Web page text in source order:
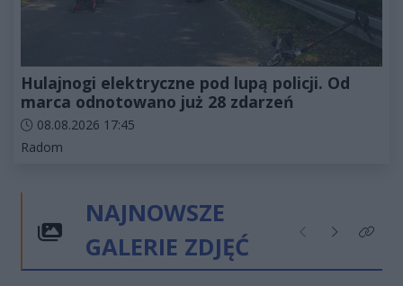
Hulajnogi elektryczne pod lupą policji. Od
marca odnotowano już 28 zdarzeń
Data dodania artykułu:
08.08.2026 17:45
Kategorie artykułu:
Radom
NAJNOWSZE
GALERIE ZDJĘĆ
Poprzednie
NastępneKliknij